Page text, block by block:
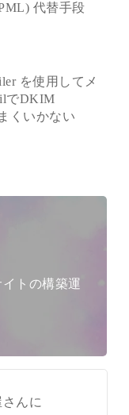
代替手段
を使用してメ
でDKIM
くいかない
トの構築運
んに